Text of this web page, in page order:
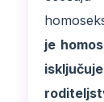
je